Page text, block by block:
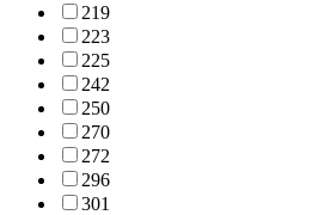
219
223
225
242
250
270
272
296
301